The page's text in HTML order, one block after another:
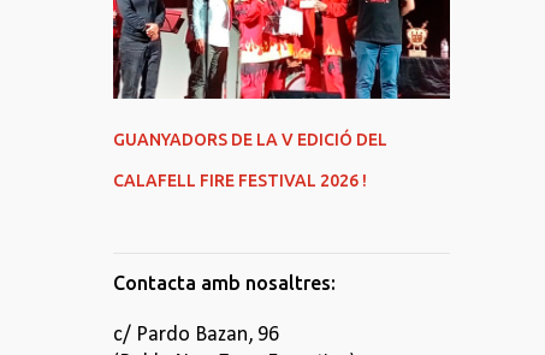
GUANYADORS DE LA V EDICIÓ DEL
CALAFELL FIRE FESTIVAL 2026 !
Contacta amb nosaltres:
c/ Pardo Bazan, 96